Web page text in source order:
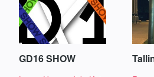
GD16 SHOW